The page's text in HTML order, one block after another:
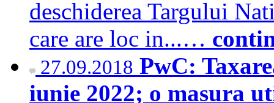
deschiderea Targului
care are loc in...…
27.09.2018 PwC:
iunie 2022; o masura